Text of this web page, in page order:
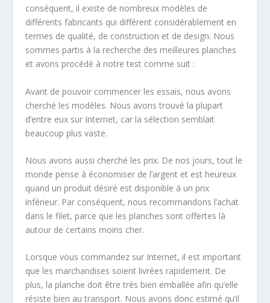
conséquent, il existe de nombreux modèles de
différents fabricants qui diffèrent considérablement en
termes de qualité, de construction et de design. Nous
sommes partis à la recherche des meilleures planches
et avons procédé à notre test comme suit :
Avant de pouvoir commencer les essais, nous avons
cherché les modèles. Nous avons trouvé la plupart
d’entre eux sur Internet, car la sélection semblait
beaucoup plus vaste.
Nous avons aussi cherché les prix. De nos jours, tout le
monde pense à économiser de l’argent et est heureux
quand un produit désiré est disponible à un prix
inférieur. Par conséquent, nous recommandons l’achat
dans le filet, parce que les planches sont offertes là
autour de certains moins cher.
Lorsque vous commandez sur Internet, il est important
que les marchandises soient livrées rapidement. De
plus, la planche doit être très bien emballée afin qu’elle
résiste bien au transport. Nous avons donc estimé qu’il